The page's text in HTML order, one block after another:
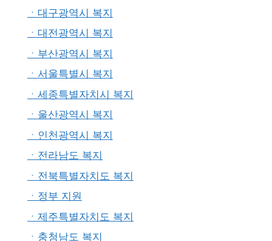
ㆍ대구광역시 복지
ㆍ대전광역시 복지
ㆍ부산광역시 복지
ㆍ서울특별시 복지
ㆍ세종특별자치시 복지
ㆍ울산광역시 복지
ㆍ인천광역시 복지
ㆍ전라남도 복지
ㆍ전북특별자치도 복지
ㆍ정부 지원
ㆍ제주특별자치도 복지
ㆍ충청남도 복지